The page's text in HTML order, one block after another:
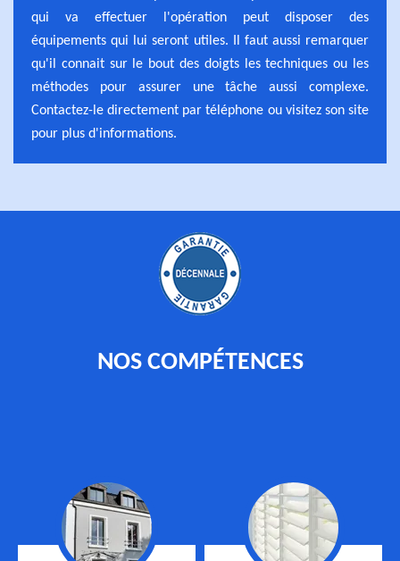
qui va effectuer l'opération peut disposer des
équipements qui lui seront utiles. Il faut aussi remarquer
qu'il connait sur le bout des doigts les techniques ou les
méthodes pour assurer une tâche aussi complexe.
Contactez-le directement par téléphone ou visitez son site
pour plus d'informations.
NOS COMPÉTENCES